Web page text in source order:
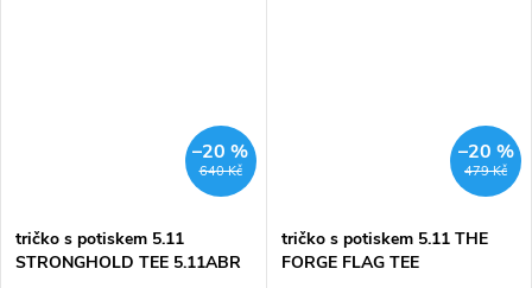
640 Kč
–20 %
tričko s potiskem 5.11
STRONGHOLD TEE 5.11ABR
479 Kč
–20 %
tričko s potiskem 5.11 THE
FORGE FLAG TEE